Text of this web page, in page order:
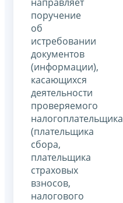
поручение
об
истребовании
документов
(информации),
касающихся
деятельности
проверяемого
налогоплательщика
(плательщика
сбора,
плательщика
страховых
взносов,
налогового